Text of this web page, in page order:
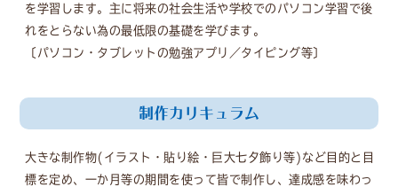
を学習します。主に将来の社会生活や学校でのパソコン学習で後
れをとらない為の最低限の基礎を学びます。
〔パソコン・タブレットの勉強アプリ／タイピング等〕
制作カリキュラム
大きな制作物(イラスト・貼り絵・巨大七夕飾り等)など目的と目
標を定め、一か月等の期間を使って皆で制作し、達成感を味わっ